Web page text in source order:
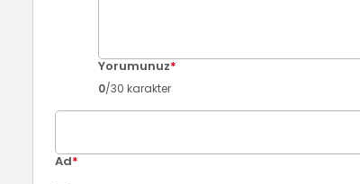
Yorumunuz*
0/30 karakter
Ad*